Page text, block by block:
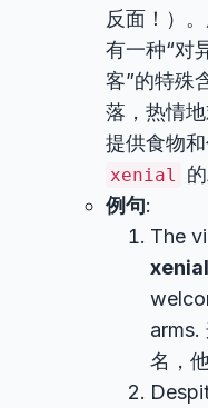
反面！）。
有一种“对
客”的特殊
落，热情
提供食物
xenial
例句:
The
xenial
arms.
名，